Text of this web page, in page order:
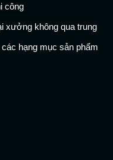
công
xưởng không qua trung
hạng mục sản phẩm